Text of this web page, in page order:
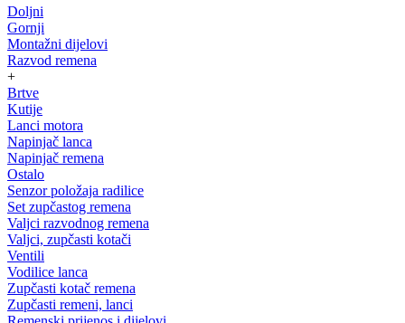
Doljni
Gornji
Montažni dijelovi
Razvod remena
+
Brtve
Kutije
Lanci motora
Napinjač lanca
Napinjač remena
Ostalo
Senzor položaja radilice
Set zupčastog remena
Valjci razvodnog remena
Valjci, zupčasti kotači
Ventili
Vodilice lanca
Zupčasti kotač remena
Zupčasti remeni, lanci